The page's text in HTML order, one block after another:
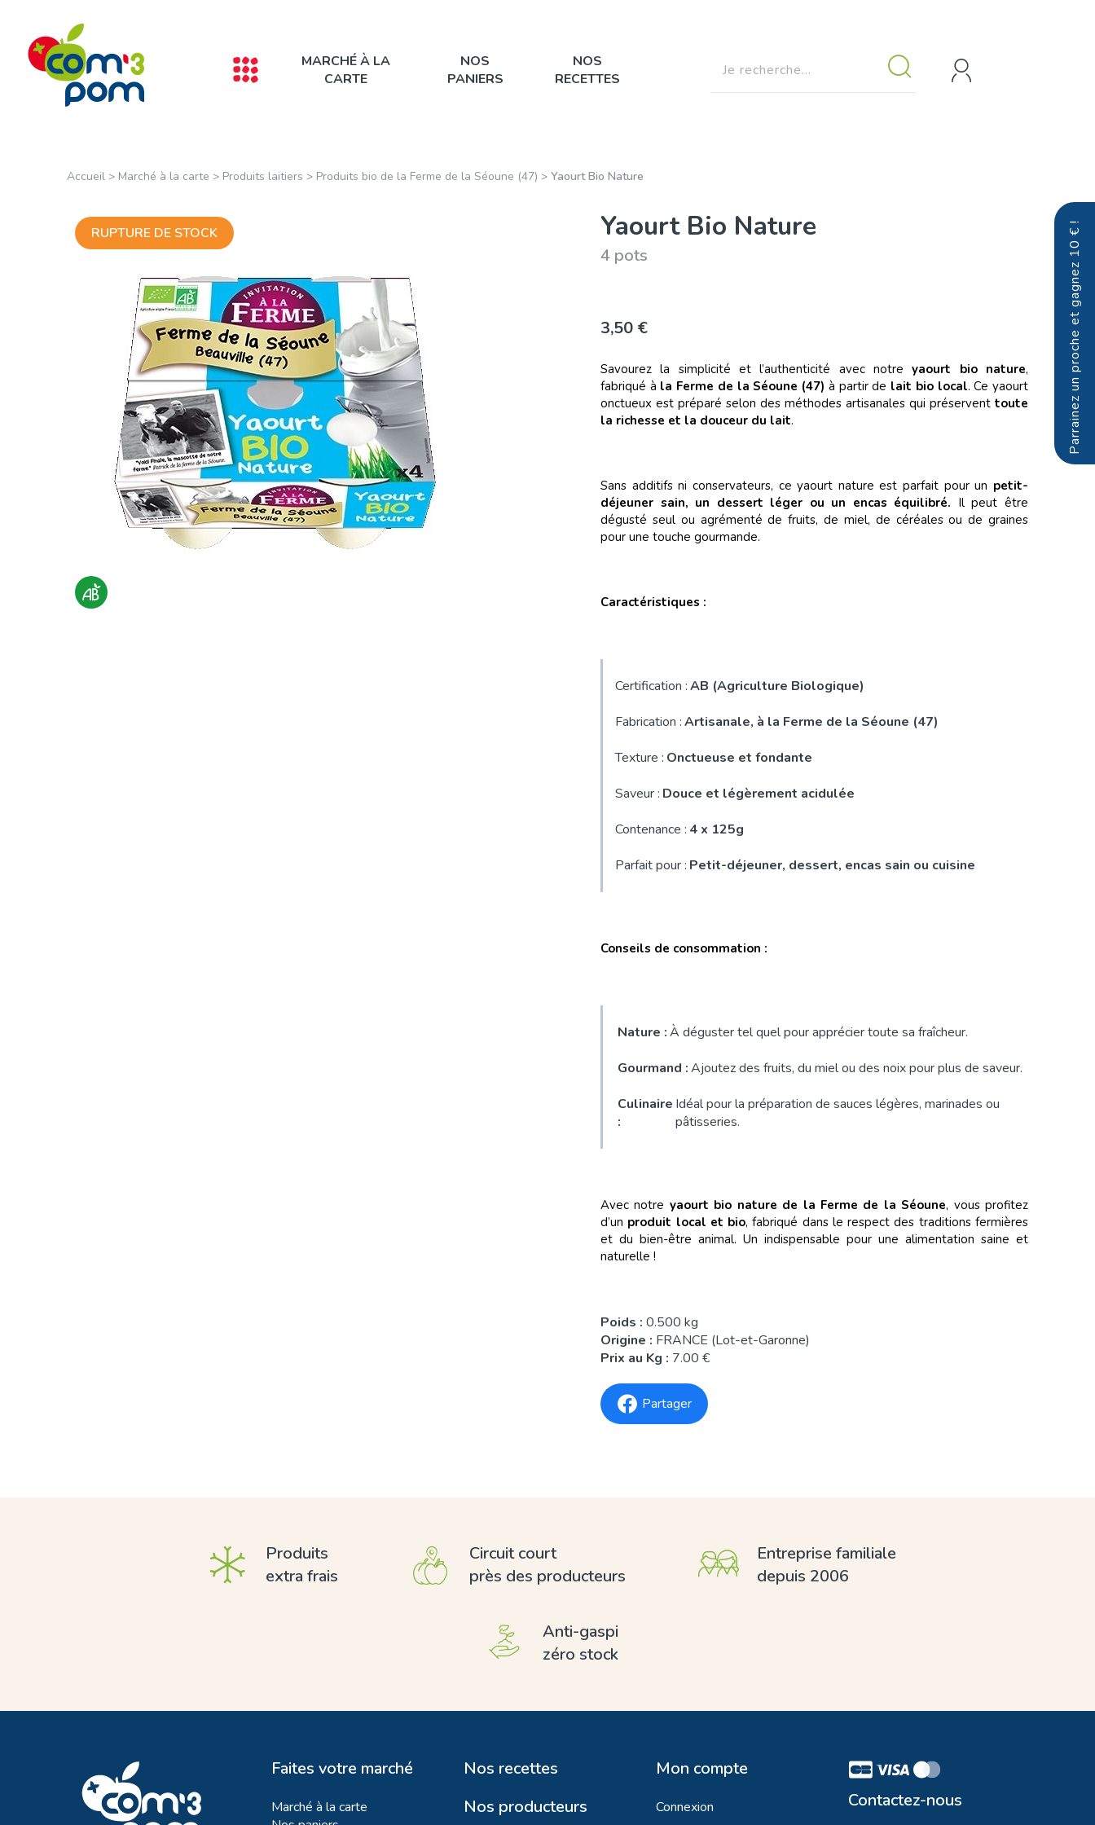
MARCHÉ À LA
CARTE
NOS
PANIERS
NOS
RECETTES
Parrainez un proche et gagnez 10 € !
Accueil > Marché à la carte > Produits laitiers > Produits bio de la Ferme de la Séoune (47) > Yaourt Bio Nature
RUPTURE DE STOCK Yaourt Bio Nature
4 pots
3,50 €
Savourez la simplicité et l’authenticité avec notreyaourt bio nature,
fabriqué à la Ferme de la Séoune (47) à partir de lait bio local. Ce yaourt
onctueux est préparé selon des méthodes artisanales qui préservent toute
la richesse et la douceur du lait.
Sans additifs ni conservateurs, ce yaourt nature est parfait pour un petit-
déjeuner sain, un dessert léger ou un encas équilibré. Il peut être
dégusté seul ou agrémenté de fruits, de miel, de céréales ou de graines
pour une touche gourmande.
Caractéristiques :
Certification :AB (Agriculture Biologique)
Fabrication :Artisanale, à la Ferme de la Séoune (47)
Texture : Onctueuse et fondante
Saveur : Douce et légèrement acidulée
Contenance : 4 x 125g
Parfait pour : Petit-déjeuner, dessert, encas sain ou cuisine
Conseils de consommation :
Nature :À déguster tel quel pour apprécier toute sa fraîcheur.
Gourmand :Ajoutez des fruits, du miel ou des noix pour plus de saveur.
Culinaire
:
Idéal pour la préparation de sauces légères, marinades ou
pâtisseries.
Avec notre yaourt bio nature de la Ferme de la Séoune, vous profitez
d’un produit local et bio, fabriqué dans le respect des traditions fermières
et du bien-être animal. Un indispensable pour une alimentation saine et
naturelle !
Poids : 0.500 kg
Origine : FRANCE (Lot-et-Garonne)
Prix au Kg : 7.00 €
Partager
Produits
extra frais
Circuit court
près des producteurs
Entreprise familiale
depuis 2006
Anti-gaspi
zéro stock
Faites votre marché
Marché à la carte
Nos recettes
Nos producteurs
Mon compte
Connexion Contactez-nous